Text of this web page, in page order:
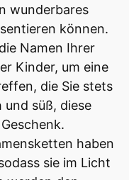
wunderbares
können.
Namen Ihrer
Kinder, um eine
die Sie stets
und süß, diese
haben
sie im Licht